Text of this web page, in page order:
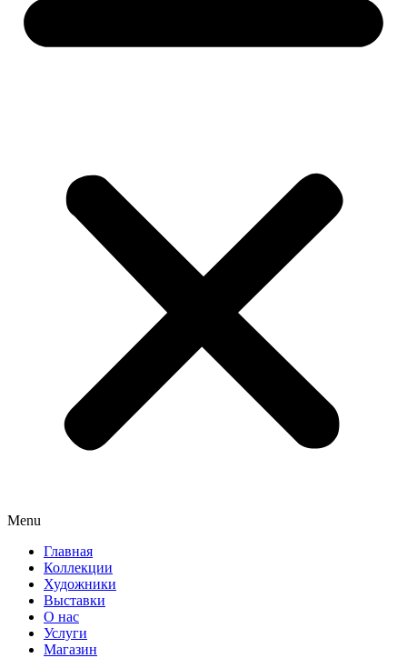
Menu
Главная
Коллекции
Художники
Выставки
О нас
Услуги
Магазин